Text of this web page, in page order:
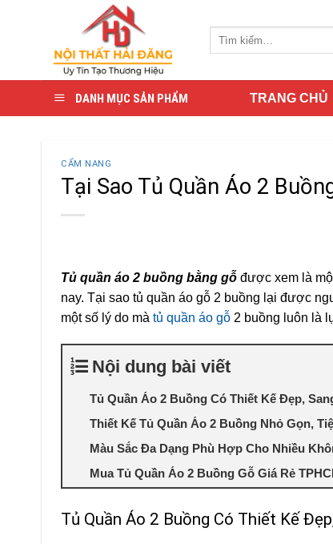
DANH MỤC SẢN PHẨM TRANG CHỦ
CẨM NANG
Tại Sao Tủ Quần Áo 2
Tủ quần áo 2 buồng bằng gỗ được xem là
nay. Tại sao tủ quần áo gỗ 2 buồng lại được
một số lý do mà tủ quần áo gỗ 2 buồng luôn là
Nội dung bài viết
Tủ Quần Áo 2 Buồng Có Thiết Kế Đẹp,
Thiết Kế Tủ Quần Áo 2 Buồng Nhỏ Gọn,
Màu Sắc Đa Dạng Phù Hợp Cho Nhiều
Mua Tủ Quần Áo 2 Buồng Gỗ Giá Rẻ
Tủ Quần Áo 2 Buồng Có Thiết Kế